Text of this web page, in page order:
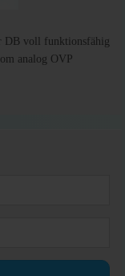
DB voll funktionsfähig
analog OVP